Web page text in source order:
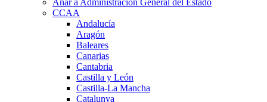
CCAA
Andalucía
Aragón
Baleares
Canarias
Cantabria
Castilla y León
Castilla-La Mancha
Catalunya